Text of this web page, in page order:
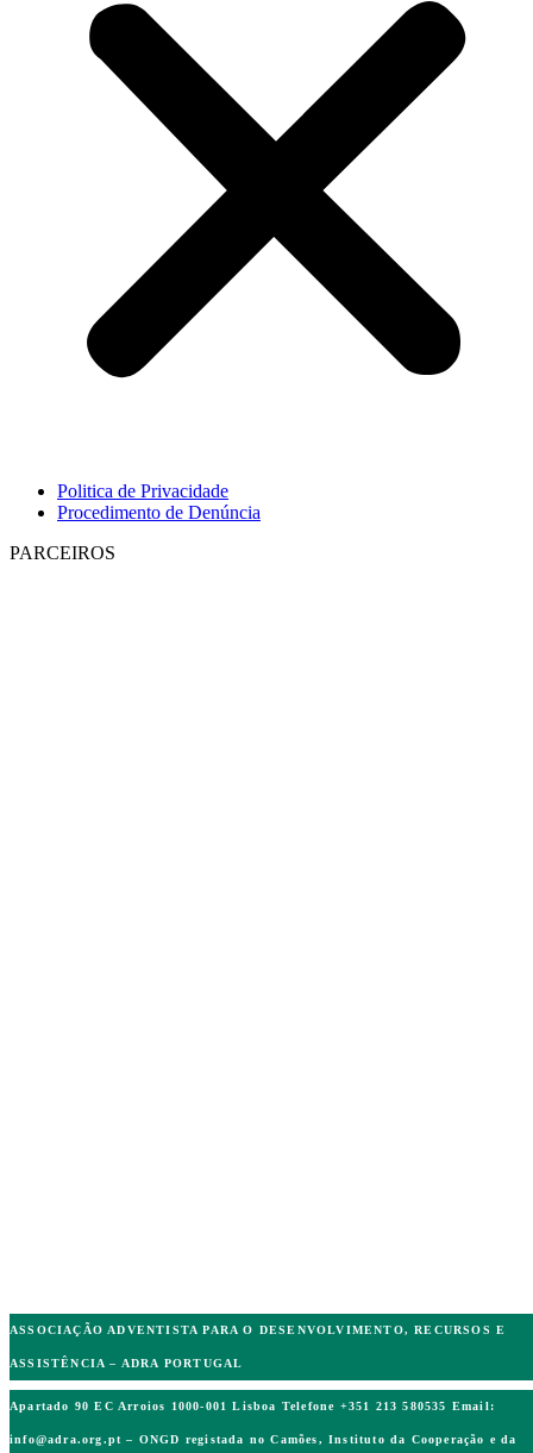
Politica de Privacidade
Procedimento de Denúncia
PARCEIROS
ASSOCIAÇÃO ADVENTISTA PARA O DESENVOLVIMENTO, RECURSOS E
ASSISTÊNCIA – ADRA PORTUGAL
Apartado 90 EC Arroios 1000-001 Lisboa Telefone +351 213 580535 Email:
info@adra.org.pt – ONGD registada no Camões, Instituto da Cooperação e da